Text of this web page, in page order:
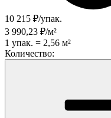
10 215 ₽/упак.
3 990,23 ₽/м²
1 упак. = 2,56 м²
Количество: